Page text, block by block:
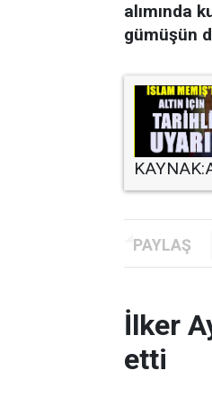
alımında
gümüşün
İlker
etti